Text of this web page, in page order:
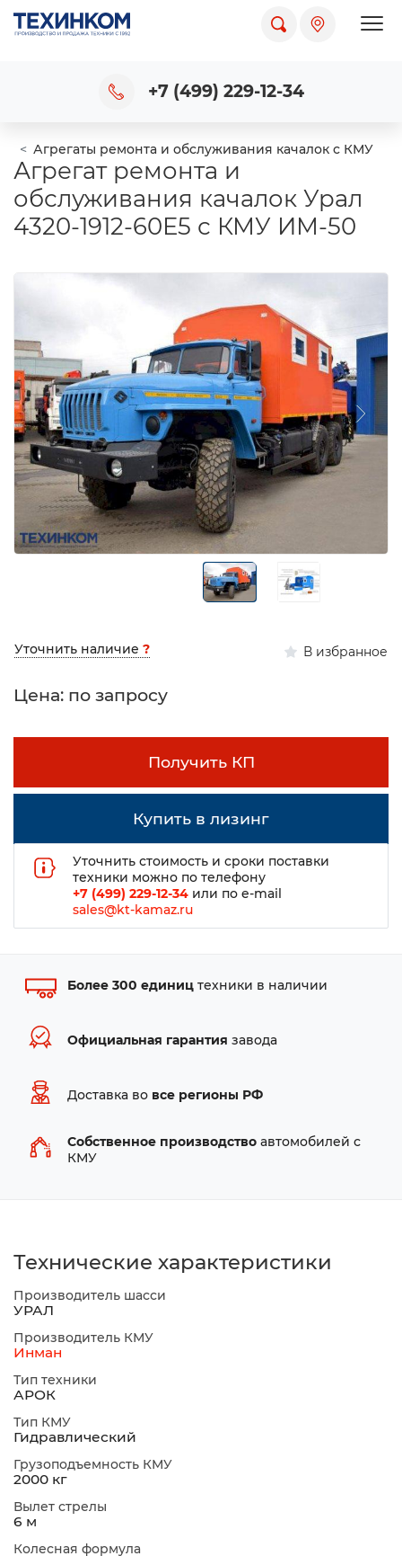
+7 (499) 229-12-34
Агрегаты ремонта и обслуживания качалок с КМУ
Агрегат ремонта и
обслуживания качалок Урал
4320-1912-60Е5 с КМУ ИМ-50
Уточнить наличие ? В избранное
Цена: по запросу
Получить КП
Купить в лизинг
Уточнить стоимость и сроки поставки
техники можно по телефону
+7 (499) 229-12-34 или по e-mail
sales@kt-kamaz.ru
Более 300 единиц техники в наличии
Официальная гарантия завода
Доставка во все регионы РФ
Собственное производство автомобилей с
КМУ
Технические характеристики
Производитель шасси
УРАЛ
Производитель КМУ
Инман
Тип техники
АРОК
Тип КМУ
Гидравлический
Грузоподъемность КМУ
2000 кг
Вылет стрелы
6 м
Колесная формула